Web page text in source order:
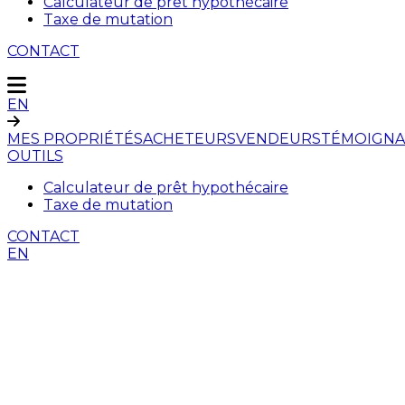
Taxe de mutation
CONTACT
EN
MES PROPRIÉTÉSACHETEURSVENDEURS
OUTILS
Calculateur de prêt hypothécaire
Taxe de mutation
CONTACT
EN